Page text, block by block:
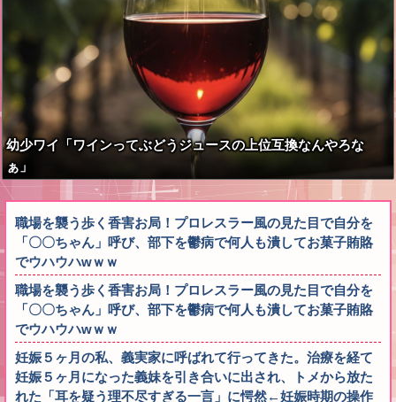
幼少ワイ「ワインってぶどうジュースの上位互換なんやろな
ぁ」
職場を襲う歩く香害お局！プロレスラー風の見た目で自分を
「〇〇ちゃん」呼び、部下を鬱病で何人も潰してお菓子賄賂
でウハウハwｗｗ
職場を襲う歩く香害お局！プロレスラー風の見た目で自分を
「〇〇ちゃん」呼び、部下を鬱病で何人も潰してお菓子賄賂
でウハウハwｗｗ
妊娠５ヶ月の私、義実家に呼ばれて行ってきた。治療を経て
妊娠５ヶ月になった義妹を引き合いに出され、トメから放た
れた「耳を疑う理不尽すぎる一言」に愕然←妊娠時期の操作